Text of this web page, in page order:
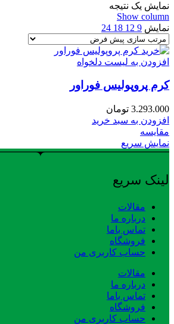
نمایش یک نتیجه
Show column
نمایش 9
12
18
24
افزودن به لیست دلخواه
کرم پروپولیس فوراور
3.293.000 تومان
افزودن به سبد خرید
مقایسه
نمایش سریع
لینک سریع
مقالات
درباره ما
تماس باما
فروشگاه
حساب کاربری من
مقالات
درباره ما
تماس باما
فروشگاه
حساب کاربری من